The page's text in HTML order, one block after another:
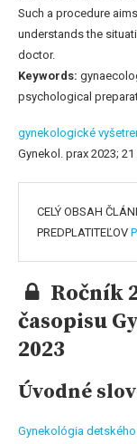
Such a procedure
understands the
doctor.
Keywords:
psychological
gynekologické
Gynekol. prax 2023;
CELÝ OBSAH
PREDPLATITEĽOV
Ročník
časopisu
2023
Úvodné
Gynekológia